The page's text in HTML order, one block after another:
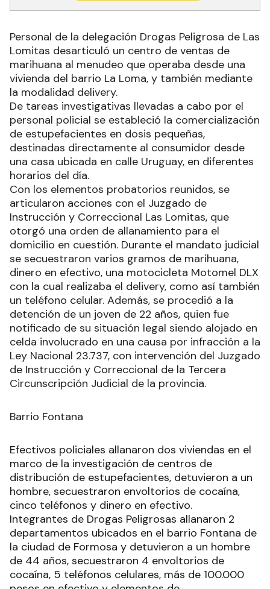
Personal de la delegación Drogas Peligrosa de Las
Lomitas desarticuló un centro de ventas de
marihuana al menudeo que operaba desde una
vivienda del barrio La Loma, y también mediante
la modalidad delivery.
De tareas investigativas llevadas a cabo por el
personal policial se estableció la comercialización
de estupefacientes en dosis pequeñas,
destinadas directamente al consumidor desde
una casa ubicada en calle Uruguay, en diferentes
horarios del día.
Con los elementos probatorios reunidos, se
articularon acciones con el Juzgado de
Instrucción y Correccional Las Lomitas, que
otorgó una orden de allanamiento para el
domicilio en cuestión. Durante el mandato judicial
se secuestraron varios gramos de marihuana,
dinero en efectivo, una motocicleta Motomel DLX
con la cual realizaba el delivery, como así también
un teléfono celular. Además, se procedió a la
detención de un joven de 22 años, quien fue
notificado de su situación legal siendo alojado en
celda involucrado en una causa por infracción a la
Ley Nacional 23.737, con intervención del Juzgado
de Instrucción y Correccional de la Tercera
Circunscripción Judicial de la provincia.
Barrio Fontana
Efectivos policiales allanaron dos viviendas en el
marco de la investigación de centros de
distribución de estupefacientes, detuvieron a un
hombre, secuestraron envoltorios de cocaína,
cinco teléfonos y dinero en efectivo.
Integrantes de Drogas Peligrosas allanaron 2
departamentos ubicados en el barrio Fontana de
la ciudad de Formosa y detuvieron a un hombre
de 44 años, secuestraron 4 envoltorios de
cocaína, 5 teléfonos celulares, más de 100.000